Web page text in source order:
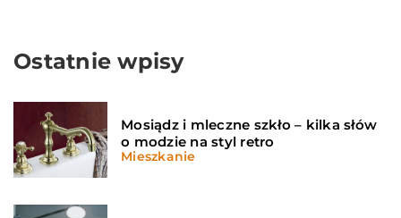
Ostatnie wpisy
Mosiądz i mleczne szkło – kilka słów
o modzie na styl retro
Mieszkanie